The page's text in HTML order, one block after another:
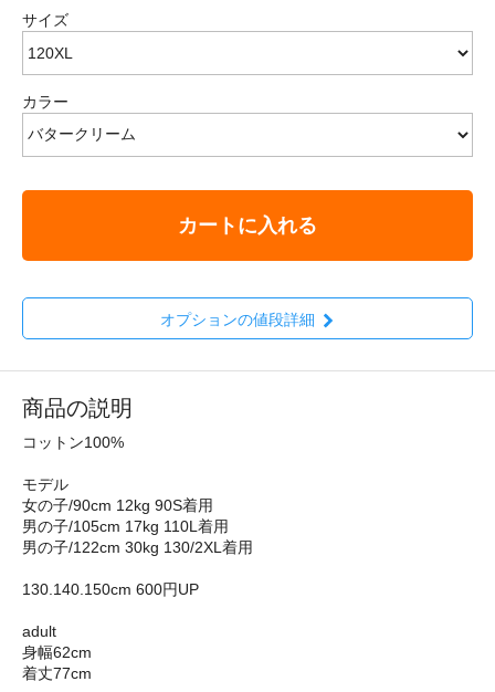
サイズ
カラー
カートに入れる
オプションの値段詳細
商品の説明
コットン100%
モデル
女の子/90cm 12kg 90S着用
男の子/105cm 17kg 110L着用
男の子/122cm 30kg 130/2XL着用
130.140.150cm 600円UP
adult
身幅62cm
着丈77cm